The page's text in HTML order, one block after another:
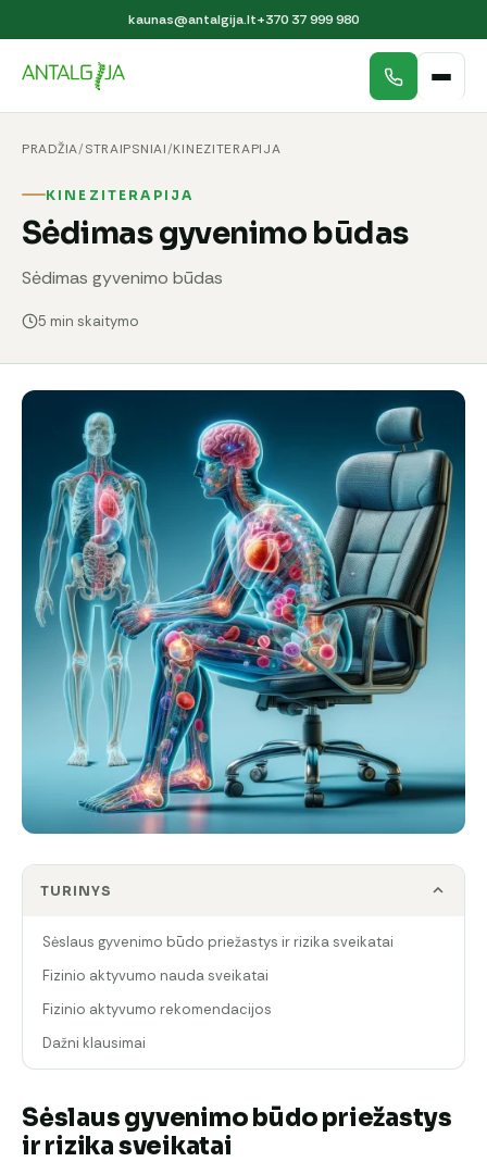
kaunas@antalgija.lt+370 37 999 980
PRADŽIA/STRAIPSNIAI/KINEZITERAPIJA
KINEZITERAPIJA
Sėdimas gyvenimo būdas
Sėdimas gyvenimo būdas
5 min skaitymo
TURINYS
Sėslaus gyvenimo būdo priežastys ir rizika sveikatai
Fizinio aktyvumo nauda sveikatai
Fizinio aktyvumo rekomendacijos
Dažni klausimai
Sėslaus gyvenimo būdo priežastys
ir rizika sveikatai